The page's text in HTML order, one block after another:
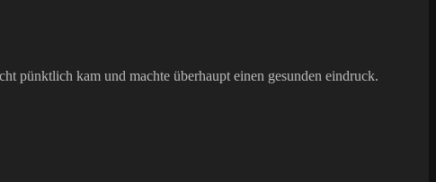
pünktlich kam und machte überhaupt einen gesunden eindruck.